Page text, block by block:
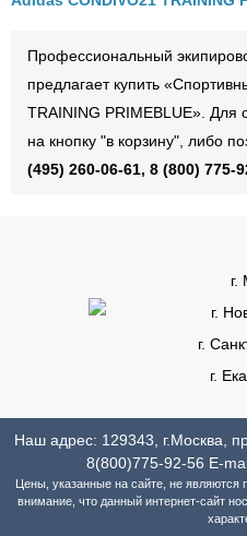
Профессиональный
предлагает купить
TRAINING PRIMEBLUE».
на кнопку "в корзину", либо
(495) 260-06-61, 8 (800) 775-
г.
г.
г.
г.
Наш адрес: 129343, г.Москва,
8(800)775-92-56 E-
Цены, указанные на сайте, не
внимание, что данный интернет-сайт